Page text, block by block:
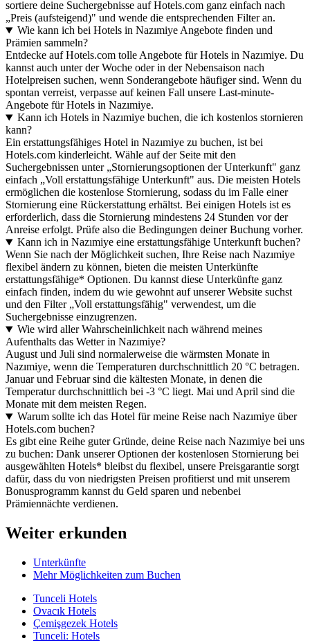
sortiere deine Suchergebnisse auf Hotels.com ganz einfach nach
„Preis (aufsteigend)" und wende die entsprechenden Filter an.
Wie kann ich bei Hotels in Nazımiye Angebote finden und
Prämien sammeln?
Entdecke auf Hotels.com tolle Angebote für Hotels in Nazımiye. Du
kannst auch unter der Woche oder in der Nebensaison nach
Hotelpreisen suchen, wenn Sonderangebote häufiger sind. Wenn du
spontan verreist, verpasse auf keinen Fall unsere Last-minute-
Angebote für Hotels in Nazımiye.
Kann ich Hotels in Nazımiye buchen, die ich kostenlos stornieren
kann?
Ein erstattungsfähiges Hotel in Nazımiye zu buchen, ist bei
Hotels.com kinderleicht. Wähle auf der Seite mit den
Suchergebnissen unter „Stornierungsoptionen der Unterkunft" ganz
einfach „Voll erstattungsfähige Unterkunft" aus. Die meisten Hotels
ermöglichen die kostenlose Stornierung, sodass du im Falle einer
Stornierung eine Rückerstattung erhältst. Bei einigen Hotels ist es
erforderlich, dass die Stornierung mindestens 24 Stunden vor der
Anreise erfolgt. Prüfe also die Bedingungen deiner Buchung vorher.
Kann ich in Nazımiye eine erstattungsfähige Unterkunft buchen?
Wenn Sie nach der Möglichkeit suchen, Ihre Reise nach Nazımiye
flexibel ändern zu können, bieten die meisten Unterkünfte
erstattungsfähige* Optionen. Du kannst diese Unterkünfte ganz
einfach finden, indem du wie gewohnt auf unserer Website suchst
und den Filter „Voll erstattungsfähig" verwendest, um die
Suchergebnisse einzugrenzen.
Wie wird aller Wahrscheinlichkeit nach während meines
Aufenthalts das Wetter in Nazımiye?
August und Juli sind normalerweise die wärmsten Monate in
Nazımiye, wenn die Temperaturen durchschnittlich 20 °C betragen.
Januar und Februar sind die kältesten Monate, in denen die
Temperatur durchschnittlich bei -3 °C liegt. Mai und April sind die
Monate mit dem meisten Regen.
Warum sollte ich das Hotel für meine Reise nach Nazımiye über
Hotels.com buchen?
Es gibt eine Reihe guter Gründe, deine Reise nach Nazımiye bei uns
zu buchen: Dank unserer Optionen der kostenlosen Stornierung bei
ausgewählten Hotels* bleibst du flexibel, unsere Preisgarantie sorgt
dafür, dass du von niedrigsten Preisen profitierst und mit unserem
Bonusprogramm kannst du Geld sparen und nebenbei
Prämiennächte verdienen.
Weiter erkunden
Unterkünfte
Mehr Möglichkeiten zum Buchen
Tunceli Hotels
Ovacık Hotels
Çemişgezek Hotels
Tunceli: Hotels